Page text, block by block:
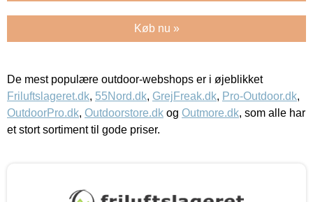
Køb nu »
De mest populære outdoor-webshops er i øjeblikket
Friluftslageret.dk, 55Nord.dk, GrejFreak.dk, Pro-Outdoor.dk,
OutdoorPro.dk, Outdoorstore.dk og Outmore.dk, som alle har
et stort sortiment til gode priser.